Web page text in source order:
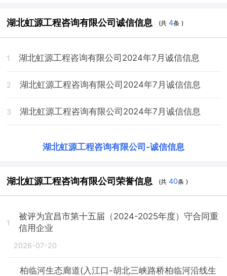
湖北虹源工程咨询有限公司诚信信息 (共4条 )
1 湖北虹源工程咨询有限公司2024年7月诚信信息
2 湖北虹源工程咨询有限公司2024年7月诚信信息
3 湖北虹源工程咨询有限公司2024年7月诚信信息
湖北虹源工程咨询有限公司 -诚信信息
湖北虹源工程咨询有限公司荣誉信息 (共40条 )
1
被评为宜昌市第十五届（2024-2025年度）守合同重
信用企业
2026-07-20
柏临河生态廊道(入江口-胡北三峡路桥柏临河沿线生